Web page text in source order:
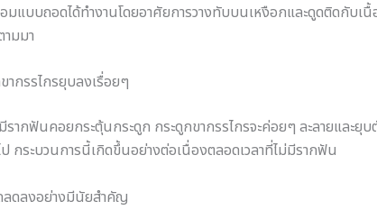
แบบถอดได้ทำงานโดยอาศัยการวางทับบนเหงือกและดูดติดกับเ
มมา
ากรรไกรยุบลงเรื่อยๆ
รากฟันคอยกระตุ้นกระดูก กระดูกขากรรไกรจะค่อยๆ ละลายแล
กระบวนการนี้เกิดขึ้นอย่างต่อเนื่องตลอดเวลาที่ไม่มีรากฟัน
ลดลงอย่างมีนัยสำคัญ